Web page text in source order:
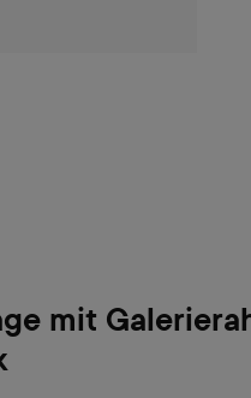
mit